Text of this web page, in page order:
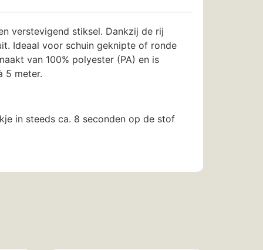
verstevigend stiksel. Dankzij de rij
Ideaal voor schuin geknipte of ronde
van 100% polyester (PA) en is
5 meter.
in steeds ca. 8 seconden op de stof